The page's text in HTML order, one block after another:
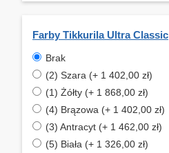
Farby Tikkurila Ultra Classic
Brak
(2) Szara (+ 1 402,00 zł)
(1) Żółty (+ 1 868,00 zł)
(4) Brązowa (+ 1 402,00 zł)
(3) Antracyt (+ 1 462,00 zł)
(5) Biała (+ 1 326,00 zł)